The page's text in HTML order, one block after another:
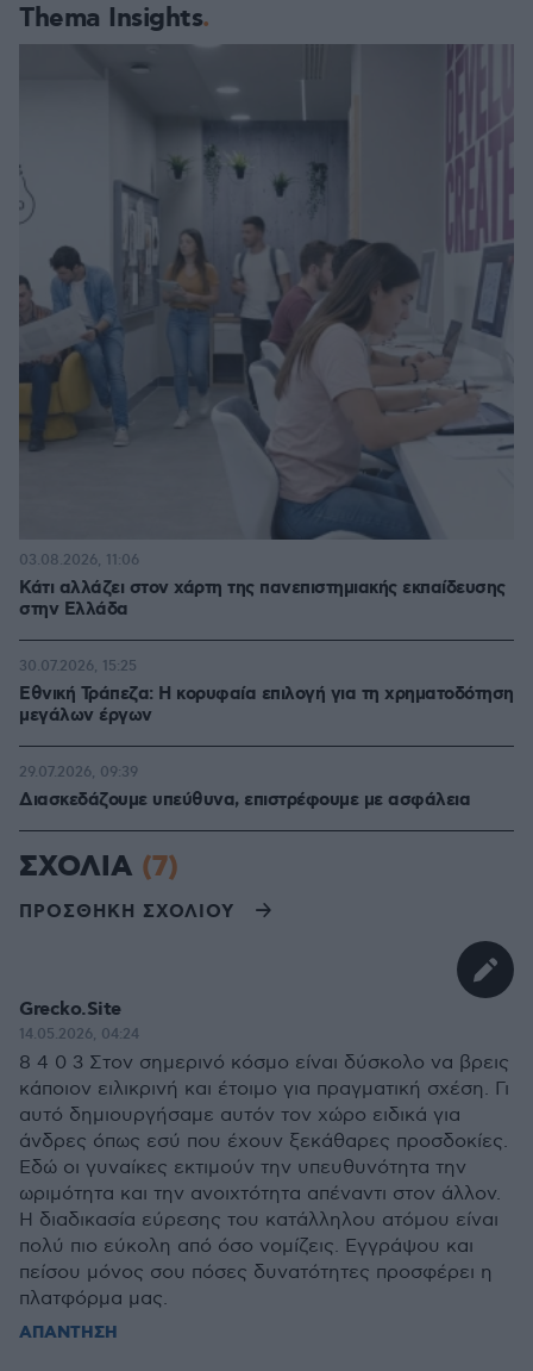
Thema Insights
Κάτι αλλάζει στον χάρτη της πανεπιστημιακής εκπαίδευσης
στην Ελλάδα
03.08.2026, 11:06
Εθνική Τράπεζα: Η κορυφαία επιλογή για τη χρηματοδότηση
μεγάλων έργων
30.07.2026, 15:25
Διασκεδάζουμε υπεύθυνα, επιστρέφουμε με ασφάλεια
29.07.2026, 09:39
ΣΧΟΛΙΑ (7)
ΠΡΟΣΘΗΚΗ ΣΧΟΛΙΟΥ
Grecko.Site
14.05.2026, 04:24
8 4 0 3 Στον σημερινό κόσμο είναι δύσκολο να βρεις
κάποιον ειλικρινή και έτοιμο για πραγματική σχέση. Γι
αυτό δημιουργήσαμε αυτόν τον χώρο ειδικά για
άνδρες όπως εσύ που έχουν ξεκάθαρες προσδοκίες.
Εδώ οι γυναίκες εκτιμούν την υπευθυνότητα την
ωριμότητα και την ανοιχτότητα απέναντι στον άλλον.
Η διαδικασία εύρεσης του κατάλληλου ατόμου είναι
πολύ πιο εύκολη από όσο νομίζεις. Εγγράψου και
πείσου μόνος σου πόσες δυνατότητες προσφέρει η
πλατφόρμα μας.
ΑΠΑΝΤΗΣΗ